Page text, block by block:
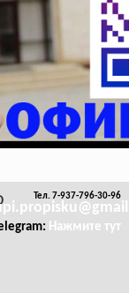
Тел. 7-937-796-30-96
Нажмите тут